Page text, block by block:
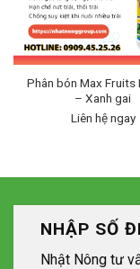
Phân bón Max Fruits
– Xanh gai
Liên hệ ngay
NHẬP SỐ
Nhật Nông tư